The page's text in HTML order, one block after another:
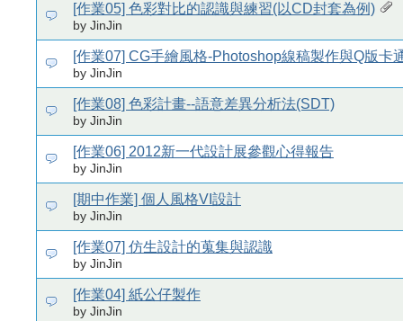
[作業05] 色彩對比的認識與練習(以CD封套為例)
by JinJin
[作業07] CG手繪風格-Photoshop線稿製作與Q版卡
by JinJin
[作業08] 色彩計畫--語意差異分析法(SDT)
by JinJin
[作業06] 2012新一代設計展參觀心得報告
by JinJin
[期中作業] 個人風格VI設計
by JinJin
[作業07] 仿生設計的蒐集與認識
by JinJin
[作業04] 紙公仔製作
by JinJin